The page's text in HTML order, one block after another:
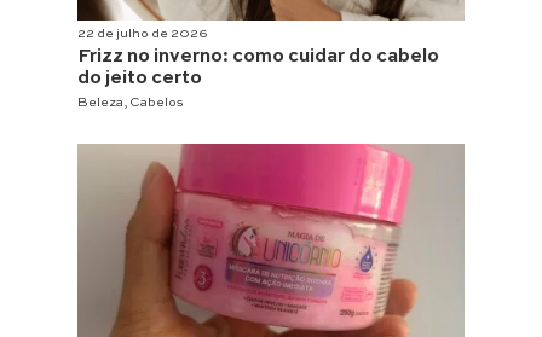
22 de julho de 2026
Frizz no inverno: como cuidar do cabelo
do jeito certo
Beleza Cabelos